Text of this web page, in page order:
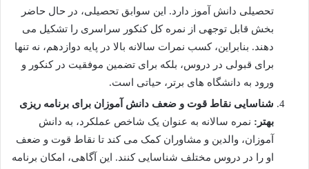
تحصیلی دانش آموز دارد. این سوابق تحصیلی، در حال حاضر
بخش قابل توجهی از نمره کل کنکور سراسری را تشکیل می
دهند. بنابراین، کسب نمرات سالانه بالا در پایه دوازدهم، نه تنها
برای قبولی در دروس، بلکه برای تضمین موفقیت در کنکور و
ورود به دانشگاه های برتر، حیاتی است.
شناسایی نقاط قوت و ضعف دانش آموزان برای برنامه ریزی
بهتر: نمره سالانه به عنوان یک شاخص عملکرد، به دانش
آموزان، والدین و مشاوران کمک می کند تا نقاط قوت و ضعف
او را در دروس مختلف شناسایی کنند. این آگاهی، امکان برنامه